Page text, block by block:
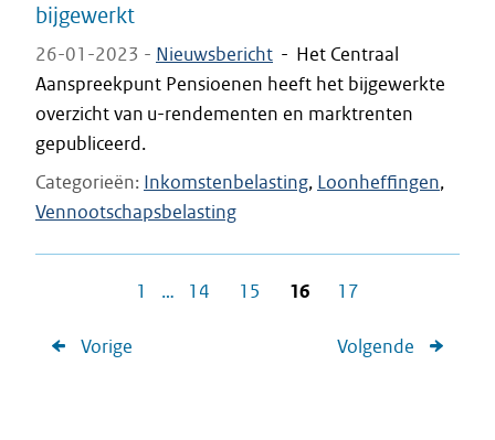
bijgewerkt
26-01-2023 - Nieuwsbericht - Het Centraal
Aanspreekpunt Pensioenen heeft het bijgewerkte
overzicht van u-rendementen en marktrenten
gepubliceerd.
Categorieën Inkomstenbelasting Loonheffingen
Vennootschapsbelasting
Vorige
1 … 14 15 16 17
Volgende